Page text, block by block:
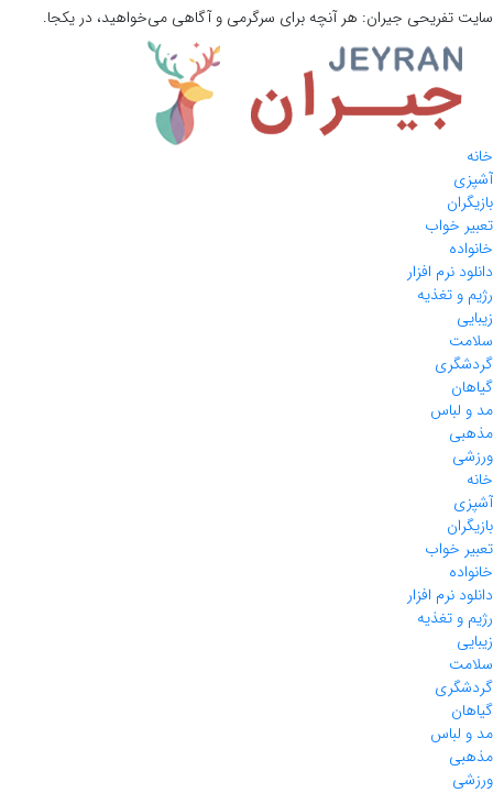
سایت تفریحی جیران: هر آنچه برای سرگرمی و آگاهی می‌خواهید، در یکجا.
خانه
آشپزی
بازیگران
تعبیر خواب
خانواده
دانلود نرم افزار
رژیم و تغذیه
زیبایی
سلامت
گردشگری
گیاهان
مد و لباس
مذهبی
ورزشی
خانه
آشپزی
بازیگران
تعبیر خواب
خانواده
دانلود نرم افزار
رژیم و تغذیه
زیبایی
سلامت
گردشگری
گیاهان
مد و لباس
مذهبی
ورزشی